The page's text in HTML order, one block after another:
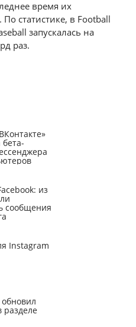
время их
По статистике, в Football
запускалась на
раз.
бета-
из
сообщения
Instagram
разделе